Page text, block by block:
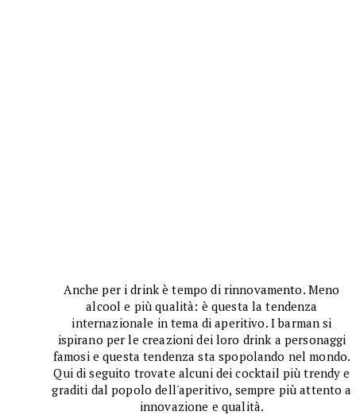
Anche per i drink è tempo di rinnovamento. Meno
alcool e più qualità: è questa la tendenza
internazionale in tema di aperitivo. I barman si
ispirano per le creazioni dei loro drink a personaggi
famosi e questa tendenza sta spopolando nel mondo.
Qui di seguito trovate alcuni dei cocktail più trendy e
graditi dal popolo dell'aperitivo, sempre più attento a
innovazione e qualità.